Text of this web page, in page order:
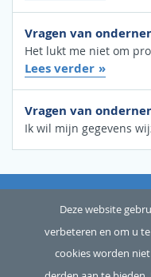
Vragen van
Het lukt me niet om
Lees verder
Vragen van
Ik wil mijn gegevens
Copyright © 2026
OVER ONS SITEMAP
Deze website
verbeteren en om u
cookies worden